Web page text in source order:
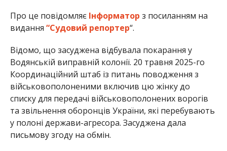
Про це повідомляє Інформатор з посиланням на
видання “Судовий репортер“.
Відомо, що засуджена відбувала покарання у
Водянській виправній колонії. 20 травня 2025-го
Координаційний штаб із питань поводження з
військовополоненими включив цю жінку до
списку для передачі військовополонених ворогів
та звільнення оборонців України, які перебувають
у полоні держави-агресора. Засуджена дала
письмову згоду на обмін.